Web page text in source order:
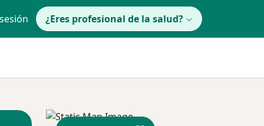
¿Eres profesional de la salud?